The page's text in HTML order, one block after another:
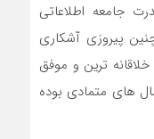
جامعه اطلاعاتی
پیروزی آشکاری
ترین و موفق
های متمادی بوده